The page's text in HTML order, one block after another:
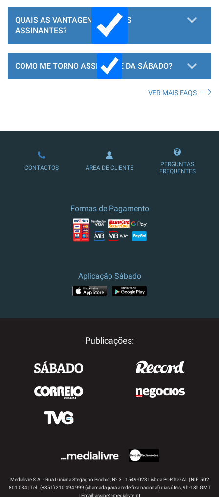
QUAIS AS VANTAGENS PARA OS
ASSINANTES?
COMO ME TORNO ASSINANTE DA SÁBADO?
LOJA DE ASSINATURAS
VER MAIS FAQS
CONTACTOS ÁREA DE CLIENTE
PERGUNTAS
FREQUENTES
Formas de Pagamento
Aplicação Sábado
Publicações:
Medialivre S.A. - Rua Luciana Stegagno Picchio, Nº 3 . 1549-023 Lisboa PORTUGAL | NIF: 502
801 034 | Tel.:(+351) 210 494 999 (chamada para a rede fixa nacional) dias úteis, 9h-18h GMT
| Email:assine@medialivre.pt